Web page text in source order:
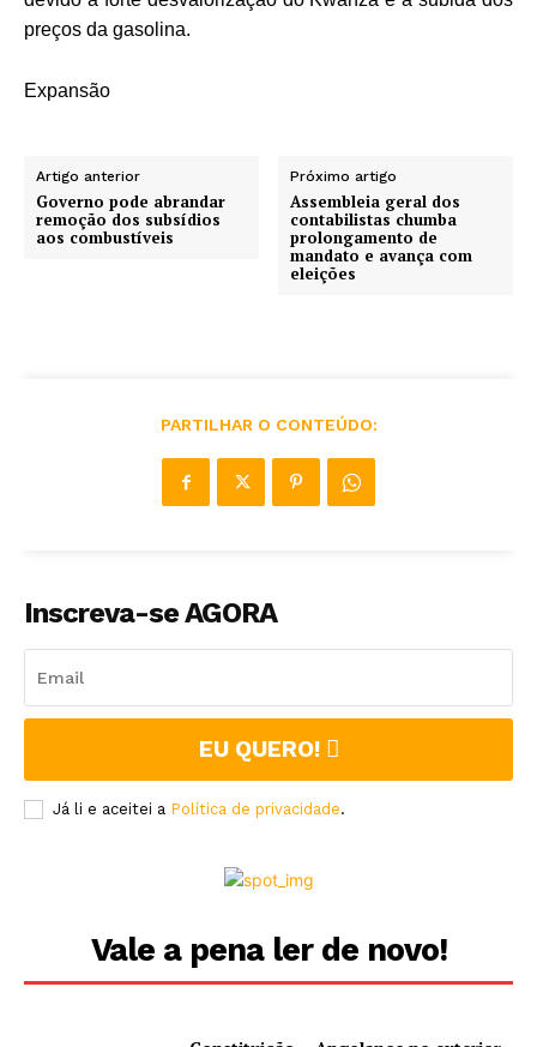
preços da gasolina.
Expansão
Artigo anterior
Governo pode abrandar
remoção dos subsídios
aos combustíveis
Próximo artigo
Assembleia geral dos
contabilistas chumba
prolongamento de
mandato e avança com
eleições
PARTILHAR O CONTEÚDO:
Inscreva-se AGORA
EU QUERO!
Já li e aceitei a Política de privacidade.
Vale a pena ler de novo!